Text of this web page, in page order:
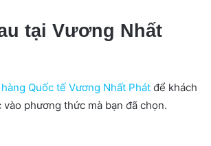
tại Vương Nhất
Quốc tế Vương Nhất Phátđể khách
phương thức mà bạn đã chọn.